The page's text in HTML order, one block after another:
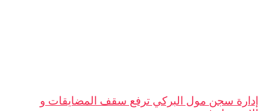
إدارة سجن مول البركي ترفع سقف المضايقات و